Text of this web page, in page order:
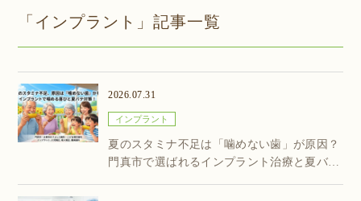
「インプラント」記事一覧
2026.07.31
インプラント
夏のスタミナ不足は「噛めない歯」が原因？
門真市で選ばれるインプラント治療と夏バテ